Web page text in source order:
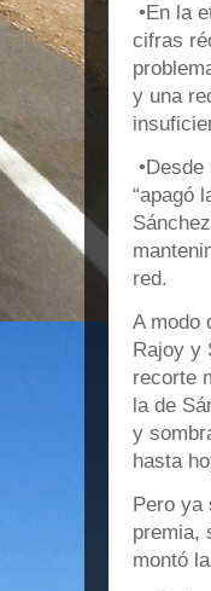
•En la
cifras
y una
“apagó
red.
A modo
Rajoy y
recorte
la de
y
hasta
Pero ya
premia,
montó